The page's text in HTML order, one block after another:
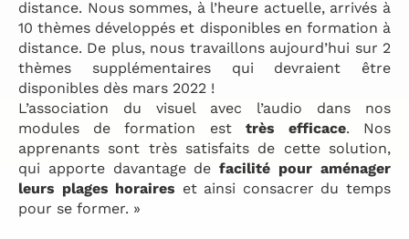
distance. Nous sommes, à l’heure actuelle, arrivés à
10 thèmes développés et disponibles en formation à
distance. De plus, nous travaillons aujourd’hui sur 2
thèmes supplémentaires qui devraient être
disponibles dès mars 2022 !
L’association du visuel avec l’audio dans nos
modules de formation est très efficace. Nos
apprenants sont très satisfaits de cette solution,
qui apporte davantage defacilité pour aménager
leurs plages horaires et ainsi consacrer du temps
pour se former. »